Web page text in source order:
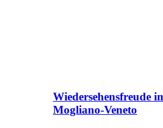
Wiedersehensfreude
Mogliano-Veneto